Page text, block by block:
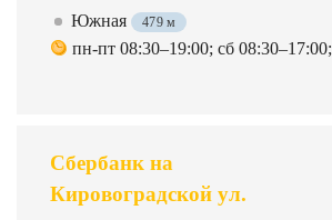
Южная
479 м
пн-пт 08:30–19:00; сб 08:30–17:00;
Сбербанк на
Кировоградской ул.